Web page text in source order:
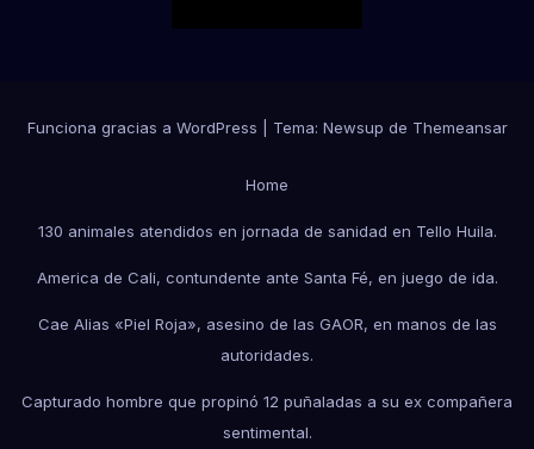
Funciona gracias a WordPress Tema: Newsup de Themeansar
Home
130 animales atendidos en jornada de sanidad en Tello Huila.
America de Cali, contundente ante Santa Fé, en juego de ida.
Cae Alias «Piel Roja», asesino de las GAOR, en manos de las
autoridades.
Capturado hombre que propinó 12 puñaladas a su ex compañera
sentimental.